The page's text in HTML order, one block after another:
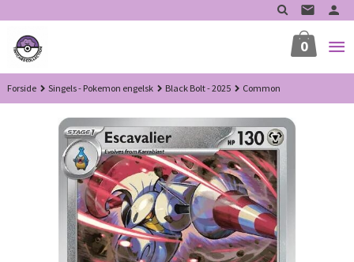
til
innholdet
0
Forside Singels - Pokemon engelsk Black Bolt - 2025 Common